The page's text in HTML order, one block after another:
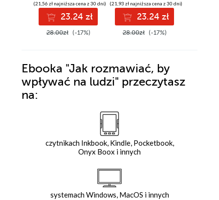
(21,56 zł najniższa cena z 30 dni)
23.24 zł
28.00zł (-17%)
(21,93 zł najniższa cena z 30 dni)
23.24 zł
28.00zł (-17%)
Ebooka "Jak rozmawiać, by
wpływać na ludzi" przeczytasz
na:
czytnikach Inkbook, Kindle, Pocketbook,
Onyx Boox i innych
systemach Windows, MacOS i innych